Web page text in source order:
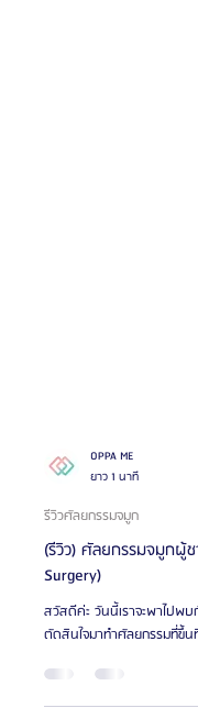
OPPA ME
ยาว 1 นาที
(รีวิว) ศัลยกรรมจมูกผู้ช
Surgery)